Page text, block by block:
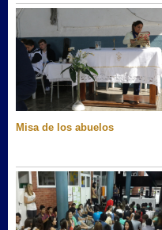
Misa de los abuelos